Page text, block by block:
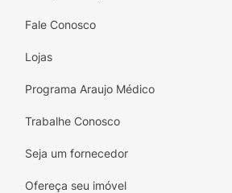
Fale Conosco
Lojas
Programa Araujo Médico
Trabalhe Conosco
Seja um fornecedor
Ofereça seu imóvel